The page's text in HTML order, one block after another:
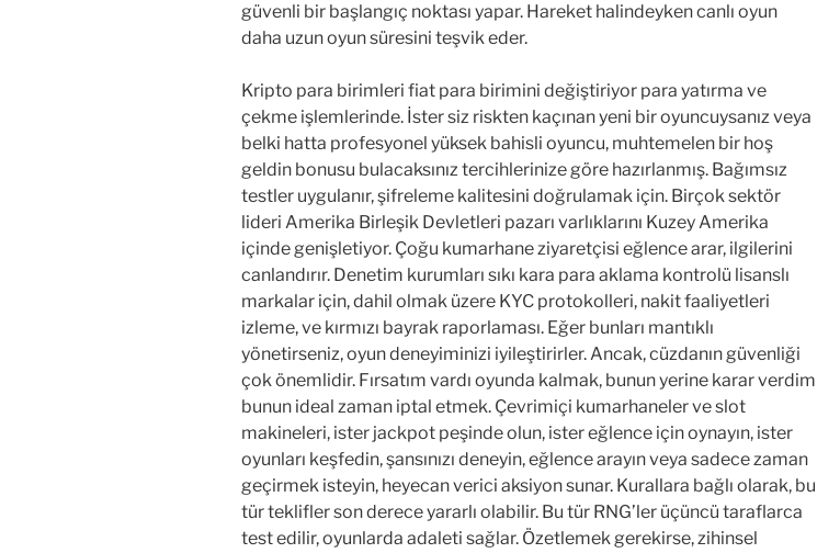
güvenli bir başlangıç noktası yapar. Hareket halindeyken canlı oyun
daha uzun oyun süresini teşvik eder.
Kripto para birimleri fiat para birimini değiştiriyor para yatırma ve
çekme işlemlerinde. İster siz riskten kaçınan yeni bir oyuncuysanız veya
belki hatta profesyonel yüksek bahisli oyuncu, muhtemelen bir hoş
geldin bonusu bulacaksınız tercihlerinize göre hazırlanmış. Bağımsız
testler uygulanır, şifreleme kalitesini doğrulamak için. Birçok sektör
lideri Amerika Birleşik Devletleri pazarı varlıklarını Kuzey Amerika
içinde genişletiyor. Çoğu kumarhane ziyaretçisi eğlence arar, ilgilerini
canlandırır. Denetim kurumları sıkı kara para aklama kontrolü lisanslı
markalar için, dahil olmak üzere KYC protokolleri, nakit faaliyetleri
izleme, ve kırmızı bayrak raporlaması. Eğer bunları mantıklı
yönetirseniz, oyun deneyiminizi iyileştirirler. Ancak, cüzdanın güvenliği
çok önemlidir. Fırsatım vardı oyunda kalmak, bunun yerine karar verdim
bunun ideal zaman iptal etmek. Çevrimiçi kumarhaneler ve slot
makineleri, ister jackpot peşinde olun, ister eğlence için oynayın, ister
oyunları keşfedin, şansınızı deneyin, eğlence arayın veya sadece zaman
geçirmek isteyin, heyecan verici aksiyon sunar. Kurallara bağlı olarak, bu
tür teklifler son derece yararlı olabilir. Bu tür RNG’ler üçüncü taraflarca
test edilir, oyunlarda adaleti sağlar. Özetlemek gerekirse, zihinsel